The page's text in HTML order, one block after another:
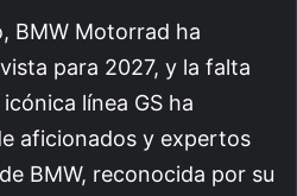
BMW Motorrad ha
para 2027, y la falta
línea GS ha
aficionados y expertos
BMW, reconocida por su